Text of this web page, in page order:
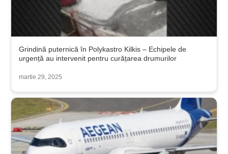
Grindină puternică în Polykastro Kilkis – Echipele de
urgență au intervenit pentru curățarea drumurilor
martie 29, 2025